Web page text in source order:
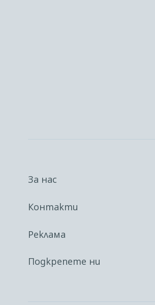
За нас
Контакти
Реклама
Подкрепете ни